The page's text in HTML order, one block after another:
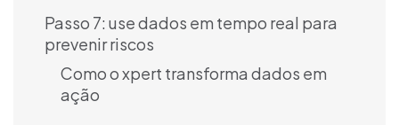
Passo 7: use dados em tempo real para
prevenir riscos
Como o xpert transforma dados em
ação